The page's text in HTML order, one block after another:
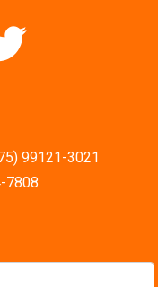
99121-3021
7808